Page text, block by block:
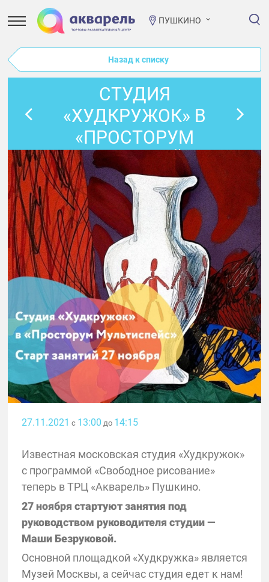
ПУШКИНО
Назад к списку
CТУДИЯ
«ХУДКРУЖОК» В
«ПРОСТОРУМ
МУЛЬТИСПЕЙС»
27.11.2021 с 13:00 до 14:15
Известная московская студия «Худкружок»
с программой «Свободное рисование»
теперь в ТРЦ «Акварель» Пушкино.
27 ноября стартуют занятия под
руководством руководителя студии —
Маши Безруковой.
Основной площадкой «Худкружка» является
Музей Москвы, а сейчас студия едет к нам!